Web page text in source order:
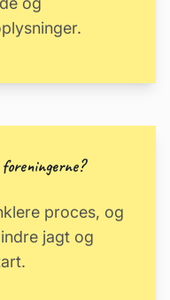
proces, og
jagt og